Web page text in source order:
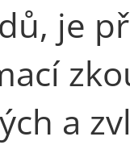
je
a